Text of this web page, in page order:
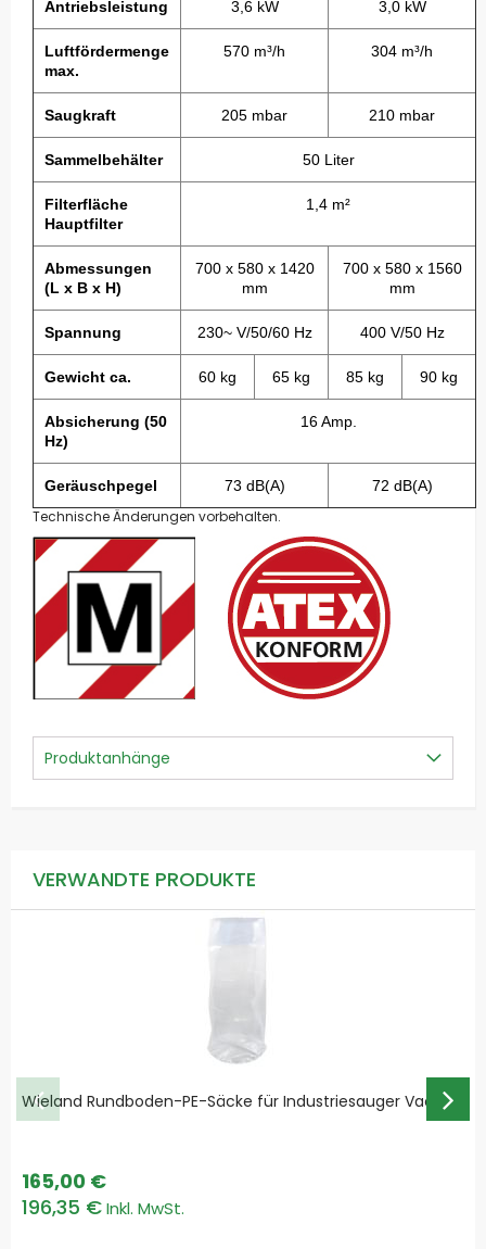
Antriebsleistung 3,6 kW 3,0 kW
Luftfördermenge
max.
570 m³/h 304 m³/h
Saugkraft 205 mbar 210 mbar
Sammelbehälter 50 Liter
Filterfläche
Hauptfilter
1,4 m²
Abmessungen
(L x B x H)
700 x 580 x 1420
mm
700 x 580 x 1560
mm
Spannung 230~ V/50/60 Hz 400 V/50 Hz
Gewicht ca. 60 kg 65 kg 85 kg 90 kg
Absicherung (50
Hz)
16 Amp.
Geräuschpegel 73 dB(A) 72 dB(A)
Technische Änderungen vorbehalten.
Produktanhänge
VERWANDTE PRODUKTE
Wieland Rundboden-PE-Säcke für Industriesauger VacPro
196,35 €
165,00 €